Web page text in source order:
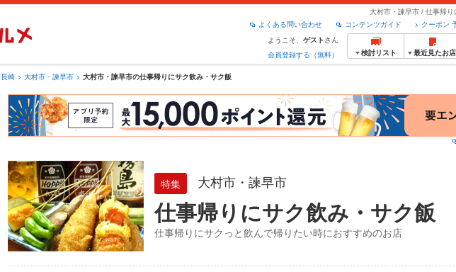
大村市・諫早市 / 仕事帰
クーポン
コンテンツガイド
よくある問い合わせ
ようこそ、 ゲスト さん
会員登録する（無料）
検討リスト 最近見たお店
長崎 大村市・諫早市 大村市・諫早市の仕事帰りにサク飲み・サク飯
特集 大村市・諫早市
仕事帰りにサク飲み・サク飯
仕事帰りにサクっと飲んで帰りたい時におすすめのお店